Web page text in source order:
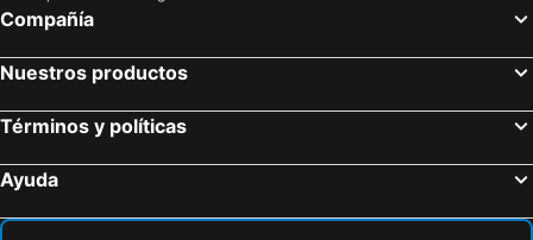
Compañía
Nuestros productos
Términos y políticas
Ayuda